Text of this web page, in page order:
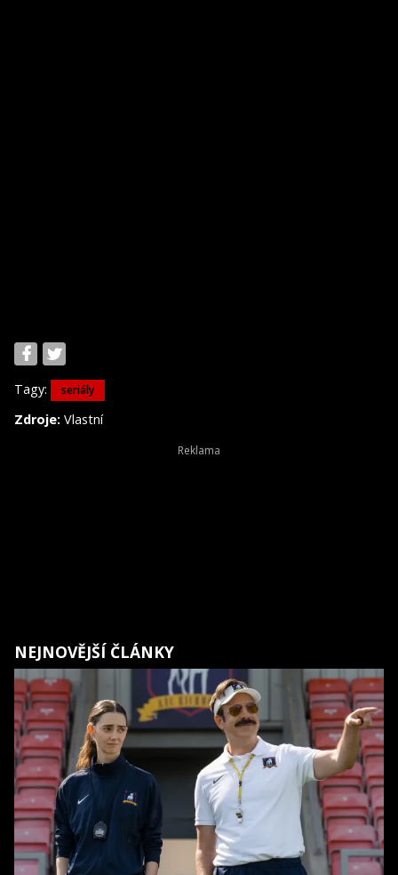
Tagy: seriály
Zdroje: Vlastní
NEJNOVĚJŠÍ ČLÁNKY